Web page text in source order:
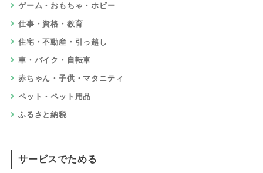
ゲーム・おもちゃ・ホビー
仕事・資格・教育
住宅・不動産・引っ越し
車・バイク・自転車
赤ちゃん・子供・マタニティ
ペット・ペット用品
ふるさと納税
サービスでためる